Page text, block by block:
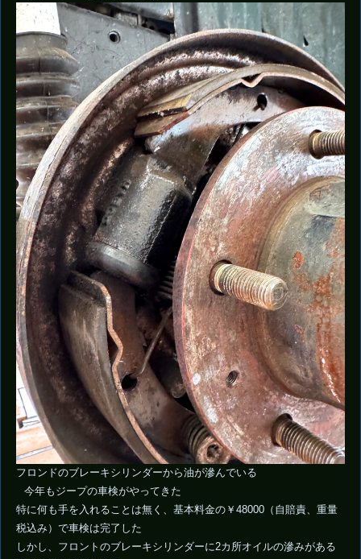
フロンドのブレーキシリンダーから油が滲んでいる
今年もジープの車検がやってきた
特に何も手を入れることは無く、基本料金の￥48000（自賠責、重量
税込み）で車検は完了した
しかし、フロントのブレーキシリンダーに2カ所オイルの滲みがある